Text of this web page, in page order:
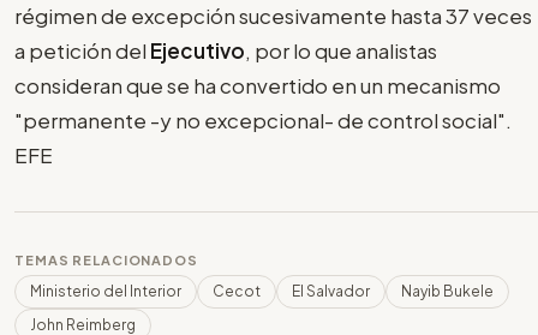
régimen de excepción sucesivamente hasta 37 veces
a petición del Ejecutivo, por lo que analistas
consideran que se ha convertido en un mecanismo
"permanente -y no excepcional- de control social".
EFE
TEMAS RELACIONADOS
Ministerio del Interior Cecot El Salvador
Nayib Bukele
John Reimberg